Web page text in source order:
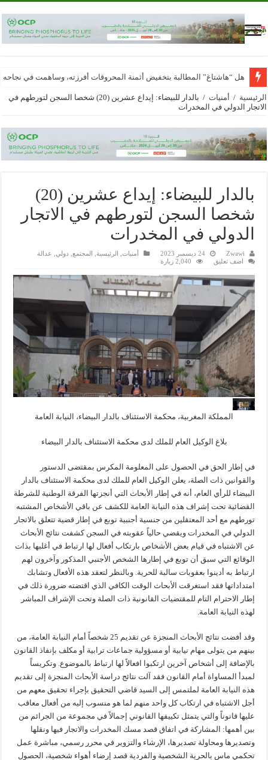
هل “هاشتاغ” المطالبة بتخفيض أثمنة المحروقات أفرزته، وساهمت في
الرئيسية / أمنيات /
بالدار للبيضاء: إيداع عشرين (20) شخصا السجن لتورطهم في
الاتجار الدولي في المخدرات
بالدار للبيضاء: إيداع عشرين (20)
شخصا السجن لتورطهم في الاتجار
الدولي في المخدرات
Zwawi 24 ديسمبر 2023 أمنيات الرئيسية المجتمع دولي
عدالة
اضف تعليق
2,040 زيارة
المملكة المغربية، محكمة الاستئناف بالدار البيضاء، النيابة العامة
بلاغ الوكيل العام للملك لدى محكمة الاستئناف بالدار البيضاء
في إطار الحق في الحصول على المعلومة المكرس بمقتضى الدستور
والقوانين ذات الصلة، يعلن الوكيل العام للملك لدى محكمة الاستئناف بالدار
البيضاء للرأي العام، أنه في إطار الأبحاث التي أنجزتها الفرقة الوطنية للشرطة
القضائية تحت إشراف هذه النيابة العامة للكشف عن باقي الأشخاص المشتبه
تورطهم مع أحد المعتقلين من جنسية أجنبية توبع في إطار قضية تتعلق بالاتجار
الدولي في المخدرات ويقضي حالياً عقوبته في السجن كشفت نتائج الأبحاث
عن الاشتباه في قيام بعض الأشخاص بارتكاب أفعال لها ارتباط في أغلبها بذات
الوقائع التي سبق أن توبع في إطارها الشخص الأجنبي المذكور وآخرون لهم
ارتباط به أدينوا بعقوبات سالبة للحرية. وبالنظر لتعقد هذه الأفعال وتشابك
امتداداتها فقد استغرقت الأبحاث الوقت الكافي الذي اقتضته ضرورة ذلك في
إطار الاحترام التام للمقتضيات القانونية ذات الصلة وتحت الإشراف المباشر
لهذه النيابة العامة.
وقد أفضت نتائج الأبحاث المنجزة عن تقديم 25 شخصاً أمام النيابة العامة، من
بينهم من يتولى مهام نيابية أو مسؤولية جماعات ترابية أو مكلف بإنفاذ القانون
بالإضافة إلى أشخاص آخرين ارتكبوا افعالاً لها ارتباط بالموضوع. وتكريساً
لمبدأ المساواة أمام القانون فقد آلت نتائج دراسة الأبحاث المنجزة إلى تقديم
هذه النيابة العامة لملتمس إلى السيد قاضي التحقيق بإجراء تحقيق معهم من
أجل الاشتباه في ارتكاب كل واحد منهم لما هو منسوب إليه من أفعال معاقب
عليها قانوناً والتي يتمثل تكييفها القانوني إجمالاً في مجموعة من الجرائم من
بين أهمها: المشاركة في اتفاق قصد مسك المخدرات والاتجار فيها ونقلها
وتصديرها ومحاولة تصديرها، الإرشاء والتزوير في محرر رسمي، مباشرة عمل
تحكمي ماس بالحرية الشخصية والفردية قصد إرضاء أهواء شخصية، الحصول